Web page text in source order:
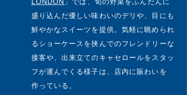
LONDON 」では、旬の野菜をふんだんに
盛り込んだ優しい味わいのデリや、目にも
鮮やかなスイーツを提供。気軽に眺められ
るショーケースを挟んでのフレンドリーな
接客や、出来立てのキャセロールをスタッ
フが運んでくる様子は、店内に賑わいを
作っている。